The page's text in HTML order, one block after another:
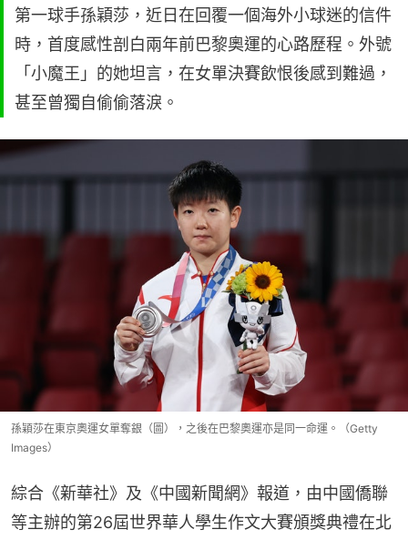
第一球手孫穎莎，近日在回覆一個海外小球迷的信件
時，首度感性剖白兩年前巴黎奧運的心路歷程。外號
「小魔王」的她坦言，在女單決賽飲恨後感到難過，
甚至曾獨自偷偷落淚。
孫穎莎在東京奧運女單奪銀（圖），之後在巴黎奧運亦是同一命運。（Getty
Images）
綜合《新華社》及《中國新聞網》報道，由中國僑聯
等主辦的第26屆世界華人學生作文大賽頒獎典禮在北